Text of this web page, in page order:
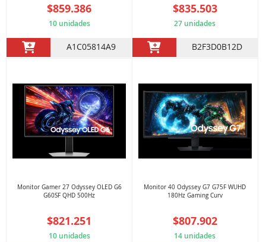
$859.386
10 unidades
A1C05814A9
$835.503
27 unidades
B2F3D0B12D
Monitor Gamer 27 Odyssey OLED G6
G60SF QHD 500Hz
$821.251
10 unidades
Monitor 40 Odyssey G7 G75F WUHD
180Hz Gaming Curv
$807.902
14 unidades